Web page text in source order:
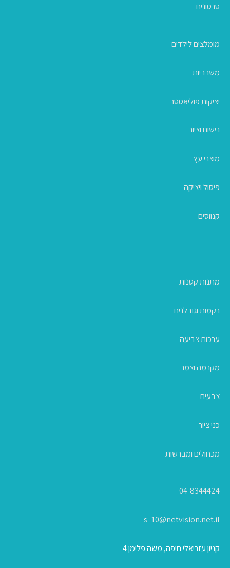
סרטונים
מומלצים לילדים
משרביות
יציקות פוליאסטר
רישום וציור
מוצרי עץ
פיסול ויציקה
קנווסים
מתנות קטנות
רקמות וגובלנים
ערכות צביעה
מקרמה וצמר
צבעים
כני ציור
מכחולים ומברשות
04-8344424
s_10@netvision.net.il
קניון עזריאלי חיפה, משה פלימן 4